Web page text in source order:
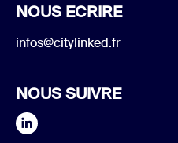
NOUS ECRIRE
infos@citylinked.fr
NOUS SUIVRE